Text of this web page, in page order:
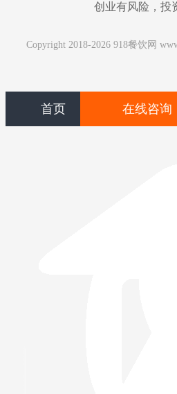
创业有风险，投
Copyright 2018-2026 918餐饮网
首页 在线咨询